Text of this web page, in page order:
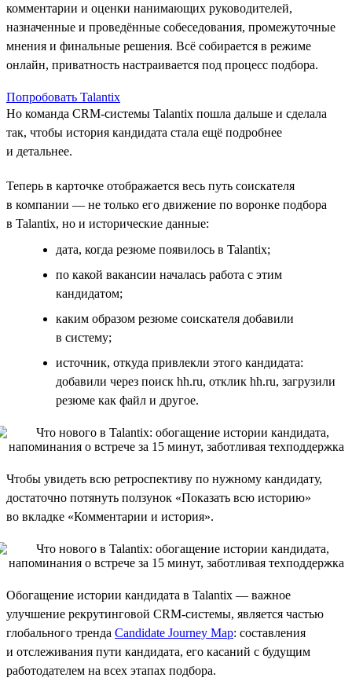
комментарии и оценки нанимающих руководителей,
назначенные и проведённые собеседования, промежуточные
мнения и финальные решения. Всё собирается в режиме
онлайн, приватность настраивается под процесс подбора.
Попробовать Talantix
Но команда CRM-системы Talantix пошла дальше и сделала
так, чтобы история кандидата стала ещё подробнее
и детальнее.
Теперь в карточке отображается весь путь соискателя
в компании — не только его движение по воронке подбора
в Talantix, но и исторические данные:
дата, когда резюме появилось в Talantix;
по какой вакансии началась работа с этим
кандидатом;
каким образом резюме соискателя добавили
в систему;
источник, откуда привлекли этого кандидата:
добавили через поиск hh.ru, отклик hh.ru, загрузили
резюме как файл и другое.
Чтобы увидеть всю ретроспективу по нужному кандидату,
достаточно потянуть ползунок «Показать всю историю»
во вкладке «Комментарии и история».
Обогащение истории кандидата в Talantix — важное
улучшение рекрутинговой CRM-системы, является частью
глобального тренда Candidate Journey Map: составления
и отслеживания пути кандидата, его касаний с будущим
работодателем на всех этапах подбора.